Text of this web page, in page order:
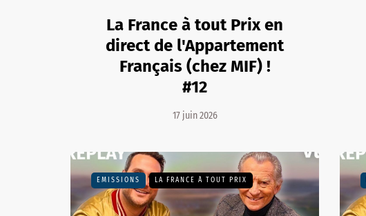
La France à tout Prix en
direct de l'Appartement
Français (chez MIF) !
#12
17 juin 2026
EMISSIONS LA FRANCE À TOUT PRIX